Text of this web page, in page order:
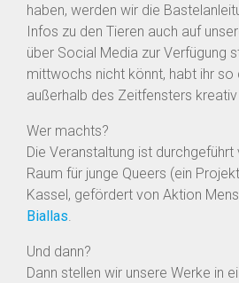
haben, werden wir die
Infos zu den Tieren auch auf
über Social Media zur Verfügung
mittwochs nicht könnt, habt ihr so
außerhalb des Zeitfensters
Wer machts?
Die Veranstaltung ist
Raum für junge Queers (ein
Kassel, gefördert von Aktion
Biallas.
Und dann?
Dann stellen wir unsere Werke in